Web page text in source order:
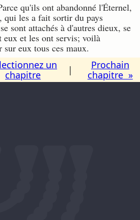
qu'ils ont abandonné l'Éternel,
qui les a fait sortir du pays
sont attachés à d'autres dieux, se
eux et les ont servis; voilà
eux tous ces maux.
un
chapitre
|
Prochain
chapitre »